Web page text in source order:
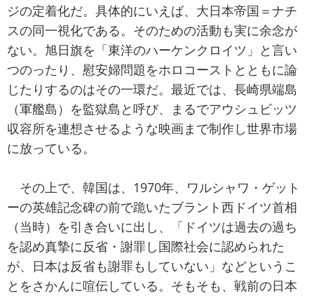
ジの定着化だ。具体的にいえば、大日本帝国＝ナチ
スの同一視化である。そのための活動も実に余念が
ない。旭日旗を「東洋のハーケンクロイツ」と言い
つのったり、慰安婦問題をホロコーストとともに論
じたりするのはその一環だ。最近では、長崎県端島
（軍艦島）を監獄島と呼び、まるでアウシュビッツ
収容所を連想させるような映画まで制作し世界市場
に放っている。
その上で、韓国は、1970年、ワルシャワ・ゲット
ーの英雄記念碑の前で跪いたブラント西ドイツ首相
（当時）を引き合いに出し、「ドイツは過去の過ち
を認め真摯に反省・謝罪し国際社会に認められた
が、日本は反省も謝罪もしていない」などというこ
とをさかんに喧伝している。そもそも、戦前の日本